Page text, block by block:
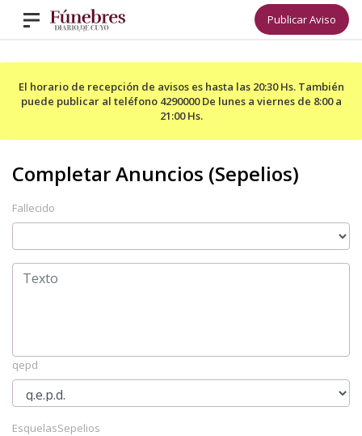
Publicar Aviso
El horario de recepción de avisos es hasta las 20:30 Hs. También
puede publicar al teléfono 4290000 De lunes a viernes de 8:00 a
21:00 Hs.
Fallecido
qepd
EsquelasSepelios